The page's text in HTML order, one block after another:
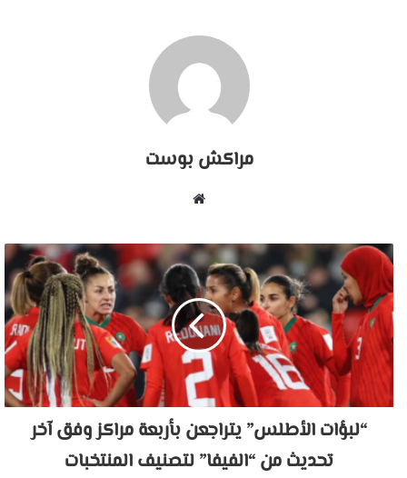
مراكش بوست
“لبؤات الأطلس” يتراجعن بأربعة مراكز وفق آخر
تحديث من “الفيفا” لتصنيف المنتخبات